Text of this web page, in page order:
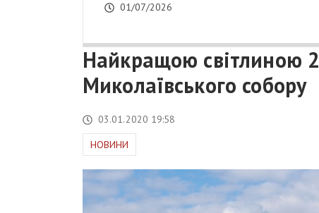
01/07/2026
Найкращою світлиною
Миколаївського собору
03.01.2020 19:58
НОВИНИ